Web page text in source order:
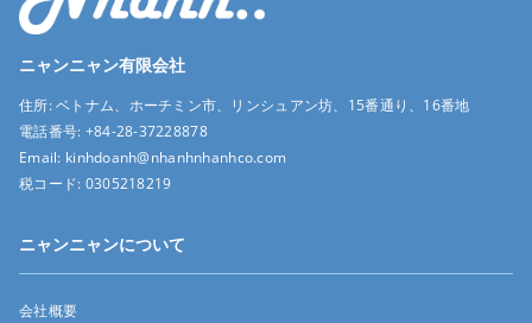
ニャンニャン有限会社
住所:ベトナム、ホーチミン市、リンシュアン坊、15番通り、16番地
電話番号: +84-28-37228878
Email: kinhdoanh@nhanhnhanhco.com
税コード: 0305218219
ニャンニャンについて
会社概要